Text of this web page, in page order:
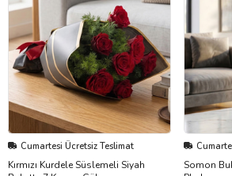
Cumartesi Ücretsiz Teslimat
Kırmızı Kurdele Süslemeli Siyah
Somon